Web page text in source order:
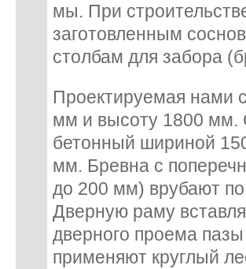
мы. При
заготовленным
столбам для забора
Проектируемая нами
мм и высоту 1800 мм.
бетонный шириной
мм. Бревна с
до 200 мм) врубают
Дверную раму
дверного проема
применяют круглый